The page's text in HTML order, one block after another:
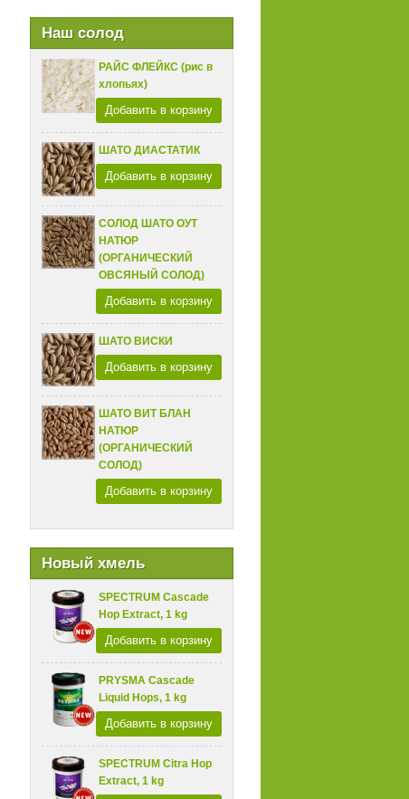
Наш солод
РАЙС ФЛЕЙКС (рис в
хлопьях)
Добавить в корзину
ШАТО ДИАСТАТИК
Добавить в корзину
СОЛОД ШАТО ОУТ
НАТЮР
(ОРГАНИЧЕСКИЙ
ОВСЯНЫЙ СОЛОД)
Добавить в корзину
ШАТО ВИСКИ
Добавить в корзину
ШАТО ВИТ БЛАН
НАТЮР
(ОРГАНИЧЕСКИЙ
СОЛОД)
Добавить в корзину
Новый хмель
SPECTRUM Cascade
Hop Extract, 1 kg
Добавить в корзину
PRYSMA Cascade
Liquid Hops, 1 kg
Добавить в корзину
SPECTRUM Citra Hop
Extract, 1 kg